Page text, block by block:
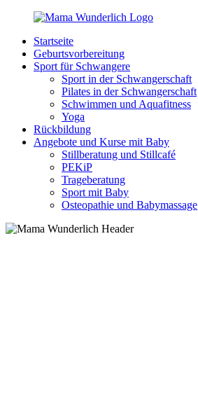
Zurück
Inhalt
MamaWunderlich.de
Mutti
sein
wunderbar!
Startseite
Geburtsvorbereitung
Sport für Schwangere
Sport in der Schwangerschaft
Pilates in der Schwangerschaft
Schwimmen und Aquafitness
Yoga
Rückbildung
Angebote und Kurse mit Baby
Stillberatung und Stillcafé
PEKiP
Trageberatung
Sport mit Baby
Osteopathie und Babymassage